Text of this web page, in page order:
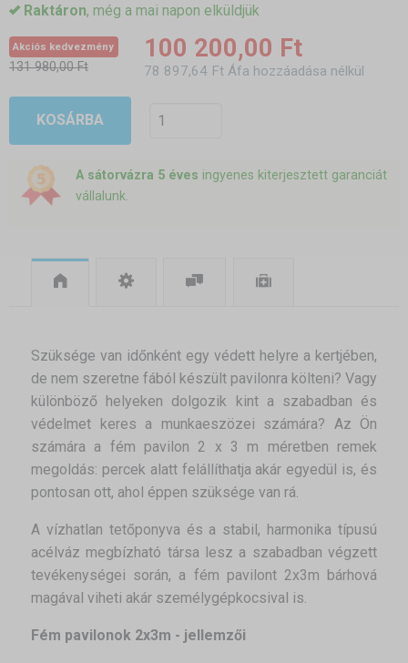
Raktáron, még a mai napon elküldjük
Akciós kedvezmény
131 980,00 Ft
100 200,00 Ft
78 897,64 Ft Áfa hozzáadása nélkül
KOSÁRBA
A sátorvázra 5 éves ingyenes kiterjesztett garanciát
vállalunk.
Szüksége van időnként egy védett helyre a kertjében,
de nem szeretne fából készült pavilonra költeni? Vagy
különböző helyeken dolgozik kint a szabadban és
védelmet keres a munkaeszözei számára? Az Ön
számára a fém pavilon 2 x 3 m méretben remek
megoldás: percek alatt felállíthatja akár egyedül is, és
pontosan ott, ahol éppen szüksége van rá.
A vízhatlan tetőponyva és a stabil, harmonika típusú
acélváz megbízható társa lesz a szabadban végzett
tevékenységei során, a fém pavilont 2x3m bárhová
magával viheti akár személygépkocsival is.
Fém pavilonok 2x3m - jellemzői